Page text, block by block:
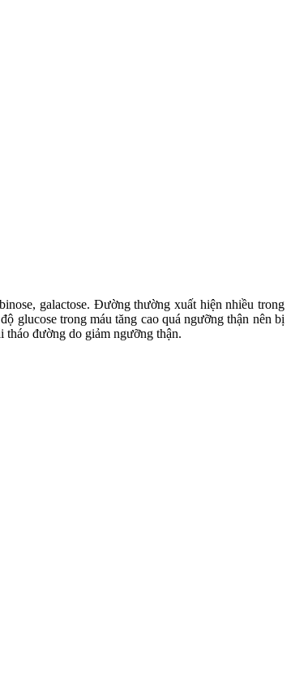
galactose. Đường thường xuất hiện nhiều trong
glucose trong máu tăng cao quá ngưỡng thận nên bị
tháo đường do giảm ngưỡng thận.